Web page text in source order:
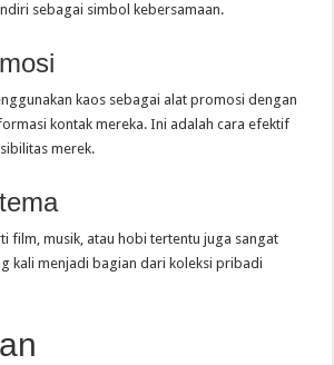
sebagai simbol kebersamaan.
kaos sebagai alat promosi dengan
kontak mereka. Ini adalah cara efektif
merek.
film, musik, atau hobi tertentu juga sangat
kali menjadi bagian dari koleksi pribadi